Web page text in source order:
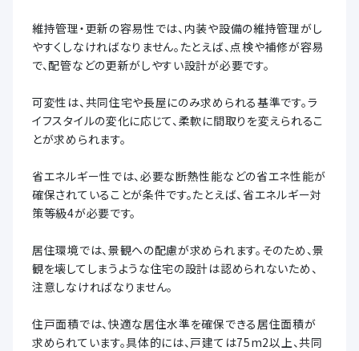
維持管理・更新の容易性では、内装や設備の維持管理がし
やすくしなければなりません。たとえば、点検や補修が容易
で、配管などの更新がしやすい設計が必要です。
可変性は、共同住宅や長屋にのみ求められる基準です。ラ
イフスタイルの変化に応じて、柔軟に間取りを変えられるこ
とが求められます。
省エネルギー性では、必要な断熱性能などの省エネ性能が
確保されていることが条件です。たとえば、省エネルギー対
策等級4が必要です。
居住環境では、景観への配慮が求められます。そのため、景
観を壊してしまうような住宅の設計は認められないため、
注意しなければなりません。
住戸面積では、快適な居住水準を確保できる居住面積が
求められています。具体的には、戸建ては75m2以上、共同